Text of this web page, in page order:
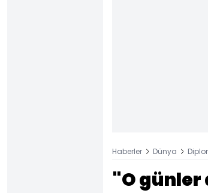
Haberler Dünya
"O günler